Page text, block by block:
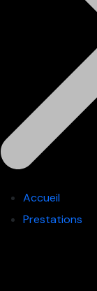
Accueil
Prestations